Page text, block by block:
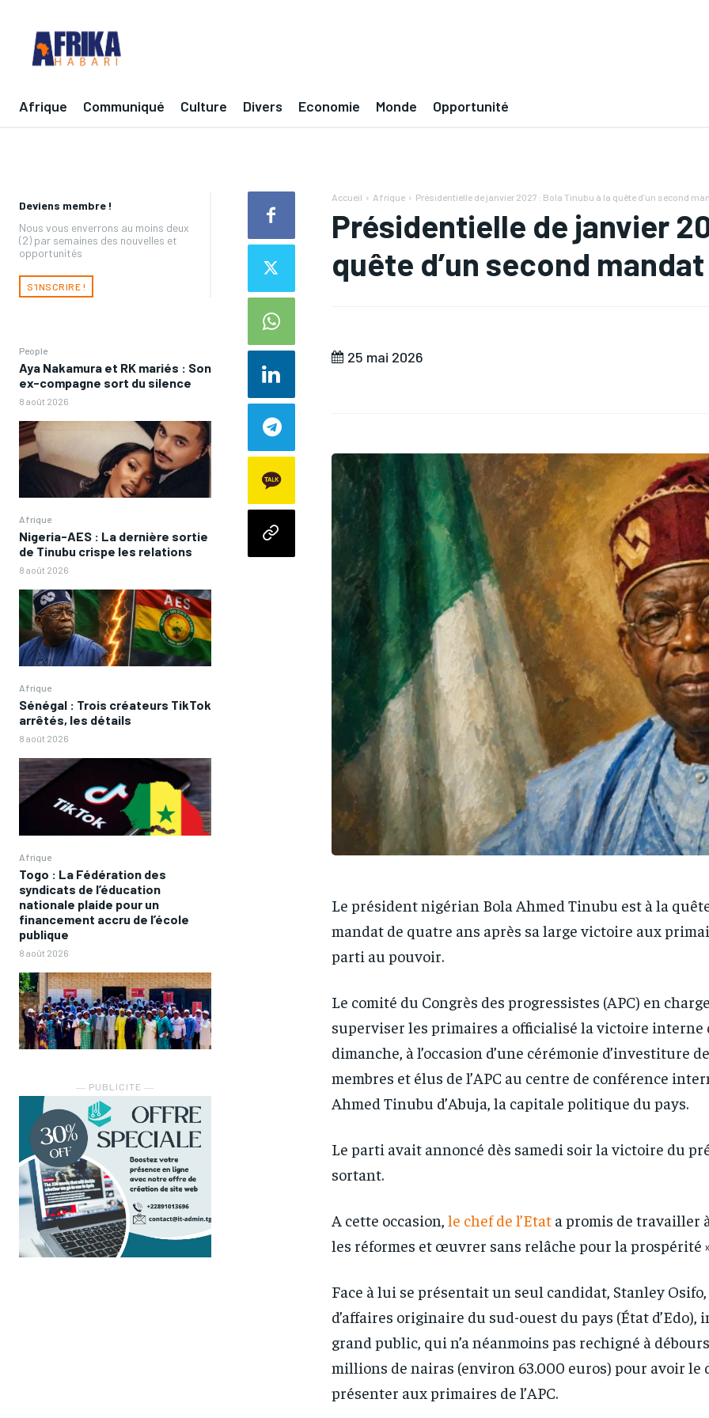
Afrique Communiqué Culture Divers Economie Monde Opportunité
Deviens membre !
Nous vous enverrons au moins deux
(2) par semaines des nouvelles et
opportunités
S'INSCRIRE !
People
Aya Nakamura et RK mariés : Son
ex-compagne sort du silence
8 août 2026
Afrique
Nigeria-AES : La dernière sortie
de Tinubu crispe les relations
8 août 2026
Afrique
Sénégal : Trois créateurs TikTok
arrêtés, les détails
8 août 2026
Afrique
Togo : La Fédération des
syndicats de l’éducation
nationale plaide pour un
financement accru de l’école
publique
8 août 2026
― PUBLICITE ―
Accueil Afrique Présidentielle de janvier 2027 : Bola Tinubu à la quête d’un second
Présidentielle de janvier
quête d’un second mandat
25 mai 2026
Le président nigérian Bola Ahmed Tinubu est à la
mandat de quatre ans après sa large victoire aux
parti au pouvoir.
Le comité du Congrès des progressistes (APC) en
superviser les primaires a officialisé la victoire interne
dimanche, à l’occasion d’une cérémonie d’investiture
membres et élus de l’APC au centre de conférence
Ahmed Tinubu d’Abuja, la capitale politique du pays.
Le parti avait annoncé dès samedi soir la victoire du
sortant.
A cette occasion, le chef de l’Etata promis de travailler
les réformes et œuvrer sans relâche pour la prospérité
Face à lui se présentait un seul candidat, Stanley
d’affaires originaire du sud-ouest du pays (État d’Edo),
grand public, qui n’a néanmoins pas rechigné à
millions de nairas (environ 63.000 euros) pour avoir le
présenter aux primaires de l’APC.